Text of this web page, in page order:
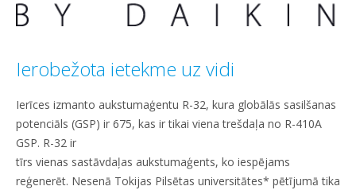
Ierobežota ietekme uz vidi
Ierīces izmanto aukstumaģentu R-32, kura globālās sasilšanas
potenciāls (GSP) ir 675, kas ir tikai viena trešdaļa no R-410A
GSP. R-32 ir
tīrs vienas sastāvdaļas aukstumaģents, ko iespējams
reģenerēt. Nesenā Tokijas Pilsētas universitātes* pētījumā tika